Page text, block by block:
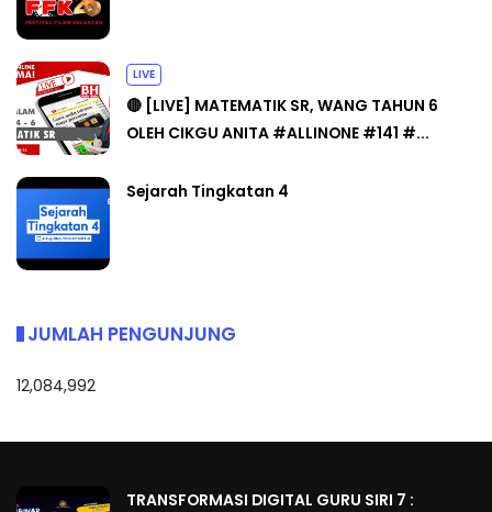
LIVE
🔴 [LIVE] MATEMATIK SR, WANG TAHUN 6
OLEH CIKGU ANITA #ALLINONE #141 #...
Sejarah Tingkatan 4
JUMLAH PENGUNJUNG
12,084,992
TRANSFORMASI DIGITAL GURU SIRI 7 :